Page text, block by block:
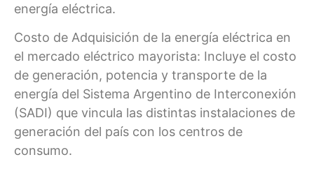
energía eléctrica.
Costo de Adquisición de la energía eléctrica en
el mercado eléctrico mayorista: Incluye el costo
de generación, potencia y transporte de la
energía del Sistema Argentino de Interconexión
(SADI) que vincula las distintas instalaciones de
generación del país con los centros de
consumo.